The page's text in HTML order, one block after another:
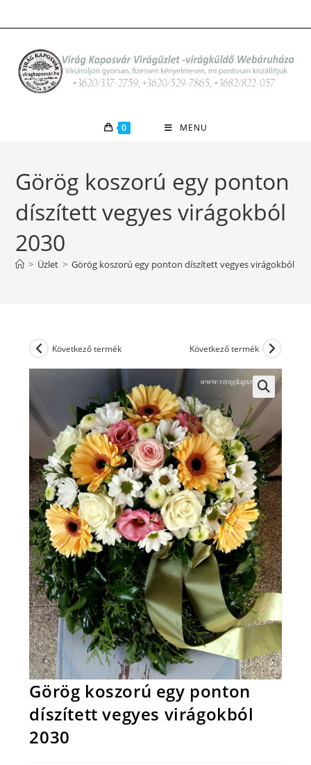
to
0 MENU
Görög koszorú egy ponton
díszített vegyes virágokból
2030
> Üzlet > Görög koszorú egy ponton díszített vegyes virágokból
Következő termék Következő termék
Görög koszorú egy ponton
díszített vegyes virágokból
2030